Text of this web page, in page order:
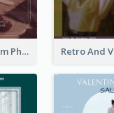
Purple Ice Cream Photo Dessert Sale Instagram Post